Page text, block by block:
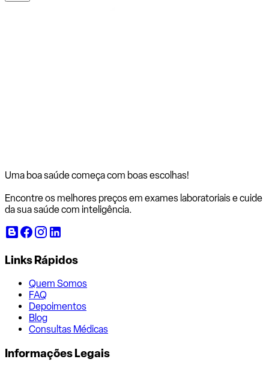
Uma boa saúde começa com boas escolhas!
Encontre os melhores preços em exames laboratoriais e cuide
da sua saúde com inteligência.
Links Rápidos
Quem Somos
FAQ
Depoimentos
Blog
Consultas Médicas
Informações Legais